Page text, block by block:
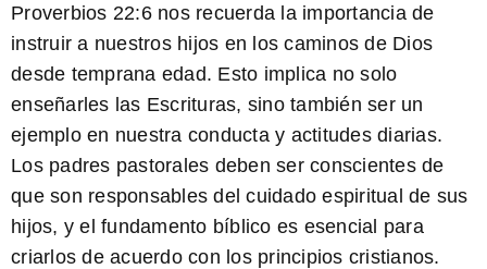
Proverbios 22:6 nos recuerda la importancia de
instruir a nuestros hijos en los caminos de Dios
desde temprana edad. Esto implica no solo
enseñarles las Escrituras, sino también ser un
ejemplo en nuestra conducta y actitudes diarias.
Los padres pastorales deben ser conscientes de
que son responsables del cuidado espiritual de sus
hijos, y el fundamento bíblico es esencial para
criarlos de acuerdo con los principios cristianos.